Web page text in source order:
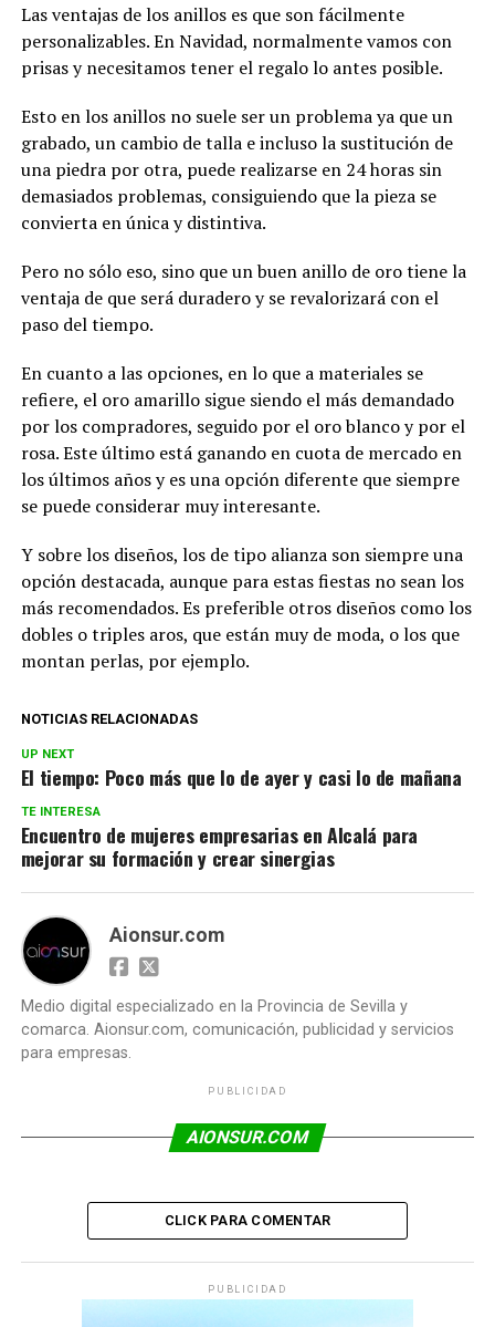
Las ventajas de los anillos es que son fácilmente
personalizables. En Navidad, normalmente vamos con
prisas y necesitamos tener el regalo lo antes posible.
Esto en los anillos no suele ser un problema ya que un
grabado, un cambio de talla e incluso la sustitución de
una piedra por otra, puede realizarse en 24 horas sin
demasiados problemas, consiguiendo que la pieza se
convierta en única y distintiva.
Pero no sólo eso, sino que un buen anillo de oro tiene la
ventaja de que será duradero y se revalorizará con el
paso del tiempo.
En cuanto a las opciones, en lo que a materiales se
refiere, el oro amarillo sigue siendo el más demandado
por los compradores, seguido por el oro blanco y por el
rosa. Este último está ganando en cuota de mercado en
los últimos años y es una opción diferente que siempre
se puede considerar muy interesante.
Y sobre los diseños, los de tipo alianza son siempre una
opción destacada, aunque para estas fiestas no sean los
más recomendados. Es preferible otros diseños como los
dobles o triples aros, que están muy de moda, o los que
montan perlas, por ejemplo.
NOTICIAS RELACIONADAS
UP NEXT
El tiempo: Poco más que lo de ayer y casi lo de mañana
TE INTERESA
Encuentro de mujeres empresarias en Alcalá para
mejorar su formación y crear sinergias
Aionsur.com
Medio digital especializado en la Provincia de Sevilla y
comarca. Aionsur.com, comunicación, publicidad y servicios
para empresas.
PUBLICIDAD
AIONSUR.COM
CLICK PARA COMENTAR
PUBLICIDAD